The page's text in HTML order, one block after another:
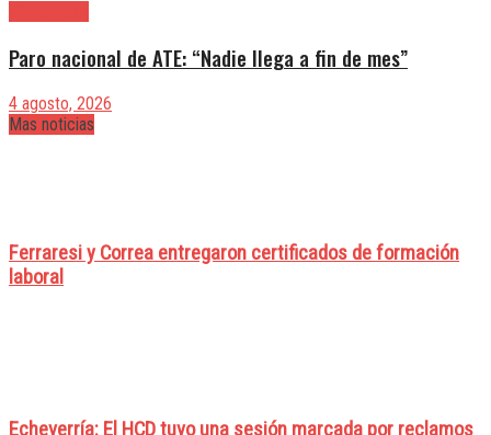
Paro nacional de ATE: “Nadie llega a fin de mes”
4 agosto, 2026
Mas noticias
Ferraresi y Correa entregaron certificados de formación
laboral
Echeverría: El HCD tuvo una sesión marcada por reclamos